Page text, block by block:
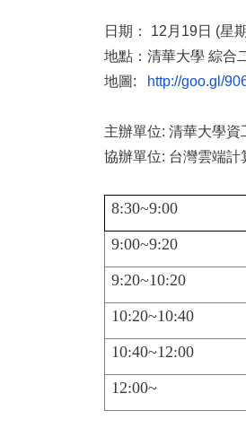
日期： 12月19日 (星
地點：清華大學 綜合
地圖:
http://goo.gl/
主辦單位: 清華大學
協辦單位: 台灣雲端計
8:30~9:00
9:00~9:20
9:20~10:20
10:20~10:40
10:40~12:00
12:00~